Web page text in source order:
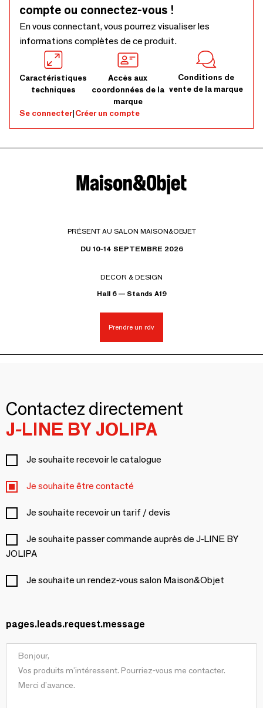
compte ou connectez-vous !
En vous connectant, vous pourrez visualiser les
informations complètes de ce produit.
Caractéristiques
techniques
Accès aux
coordonnées de la
marque
Conditions de
vente de la marque
Se connecter|Créer un compte
PRÉSENT AU SALON MAISON&OBJET
DU 10-14 SEPTEMBRE 2026
DECOR & DESIGN
Hall 6 — Stands A19
Prendre un rdv
Contactez directement
J-LINE BY JOLIPA
Je souhaite recevoir le catalogue
Je souhaite être contacté
Je souhaite recevoir un tarif / devis
Je souhaite passer commande auprès de J-LINE BY
JOLIPA
Je souhaite un rendez-vous salon Maison&Objet
pages.leads.request.message